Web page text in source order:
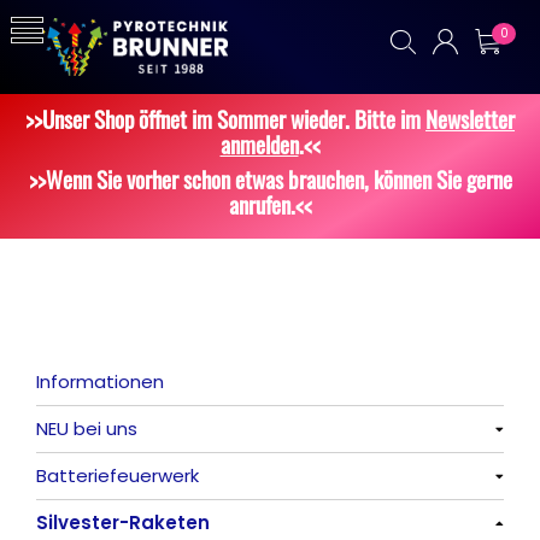
0
>>Unser Shop öffnet im Sommer wieder. Bitte imNewsletter
anmelden.<<
>>Wenn Sie vorher schon etwas brauchen, können Sie gerne
anrufen.<<
Informationen
NEU bei uns
Alle anzeigen
Batteriefeuerwerk
Alle anzeigen
Silvester-Raketen